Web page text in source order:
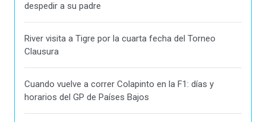
despedir a su padre
River visita a Tigre por la cuarta fecha del Torneo
Clausura
Cuando vuelve a correr Colapinto en la F1: días y
horarios del GP de Países Bajos